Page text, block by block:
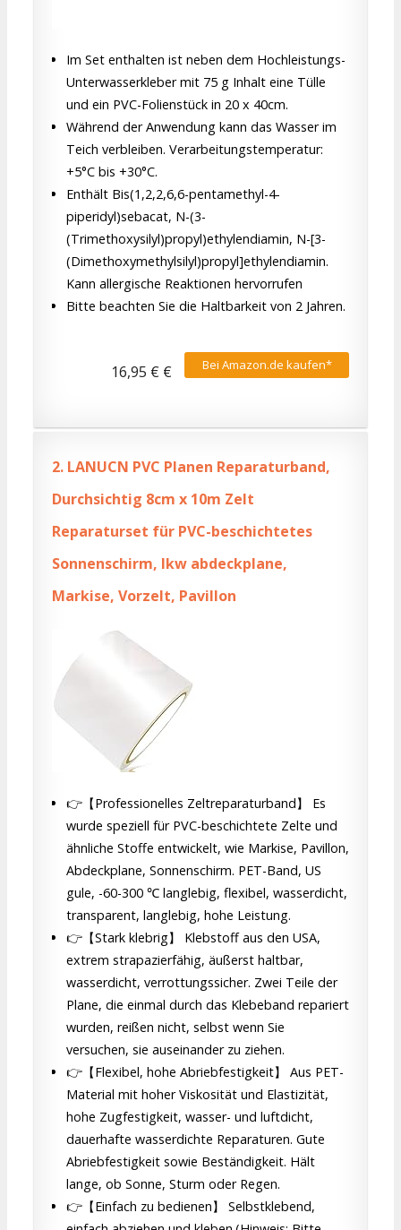
Im Set enthalten ist neben dem Hochleistungs-
Unterwasserkleber mit 75 g Inhalt eine Tülle
und ein PVC-Folienstück in 20 x 40cm.
Während der Anwendung kann das Wasser im
Teich verbleiben. Verarbeitungstemperatur:
+5°C bis +30°C.
Enthält Bis(1,2,2,6,6-pentamethyl-4-
piperidyl)sebacat, N-(3-
(Trimethoxysilyl)propyl)ethylendiamin, N-[3-
(Dimethoxymethylsilyl)propyl]ethylendiamin.
Kann allergische Reaktionen hervorrufen
Bitte beachten Sie die Haltbarkeit von 2 Jahren.
Bei Amazon.de kaufen*
16,95 € €
2. LANUCN PVC Planen Reparaturband,
Durchsichtig 8cm x 10m Zelt
Reparaturset für PVC-beschichtetes
Sonnenschirm, lkw abdeckplane,
Markise, Vorzelt, Pavillon
👉【Professionelles Zeltreparaturband】 Es
wurde speziell für PVC-beschichtete Zelte und
ähnliche Stoffe entwickelt, wie Markise, Pavillon,
Abdeckplane, Sonnenschirm. PET-Band, US
gule, -60-300 ℃ langlebig, flexibel, wasserdicht,
transparent, langlebig, hohe Leistung.
👉【Stark klebrig】 Klebstoff aus den USA,
extrem strapazierfähig, äußerst haltbar,
wasserdicht, verrottungssicher. Zwei Teile der
Plane, die einmal durch das Klebeband repariert
wurden, reißen nicht, selbst wenn Sie
versuchen, sie auseinander zu ziehen.
👉【Flexibel, hohe Abriebfestigkeit】 Aus PET-
Material mit hoher Viskosität und Elastizität,
hohe Zugfestigkeit, wasser- und luftdicht,
dauerhafte wasserdichte Reparaturen. Gute
Abriebfestigkeit sowie Beständigkeit. Hält
lange, ob Sonne, Sturm oder Regen.
👉【Einfach zu bedienen】 Selbstklebend,